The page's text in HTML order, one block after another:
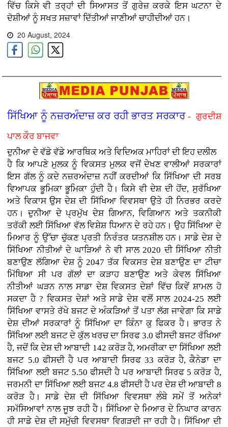
ਵਿੱਚ ਕਿਸੇ ਵੀ ਤਰ੍ਹਾਂ ਦੀ ਸਿਆਸਤ ਤੋਂ ਗੁਰੇਜ਼ ਕਰਕੇ ਇਸ ਘਟਨਾ ਦੇ
ਦੋਸ਼ੀਆਂ ਨੂੰ ਸਖਤ ਸਜ਼ਾਵਾਂ ਦਿੱਤੀਆਂ ਜਾਣੀਆਂ ਚਾਹੀਦੀਆਂ ਹਨ।
20 August, 2024
ਸਿੱਖਿਆ ਨੂੰ ਨਜ਼ਰਅੰਦਾਜ਼ ਕਰ ਰਹੀ ਭਾਰਤ ਸਰਕਾਰ- ਗੁਰਦੀਸ਼
ਪਾਲ ਕੌਰ ਬਾਜਵਾ
ਦੁਨੀਆ ਦੇ ਵੱਡੇ ਵੱਡੇ ਆਰਥਿਕ ਅਤੇ ਵਿਦਿਅਕ ਮਾਹਿਰਾਂ ਦੀ ਇਹ ਦਲੀਲ
ਹੈ ਕਿ ਆਪਣੇ ਮੁਲਕ ਨੂੰ ਵਿਕਸਤ ਮੁਲਕ ਵਜੋਂ ਦੇਖਣ ਵਾਲੀਆਂ ਸਰਕਾਰਾਂ
ਇਸ ਗੱਲ ਨੂੰ ਕਦੇ ਨਜ਼ਰਅੰਦਾਜ਼ ਨਹੀਂ ਕਰਦੀਆਂ ਕਿ ਸਿੱਖਿਆ ਦੀ ਸਰਬ
ਵਿਆਪਕ ਭੂਮਿਕਾ ਭੂਮਿਕਾ ਹੁੰਦੀ ਹੈ। ਕਿਸੇ ਵੀ ਦੇਸ਼ ਦੀ ਹੋਂਦ, ਸੁਰੱਖਿਆ
ਅਤੇ ਵਿਕਾਸ ਉਸ ਦੇਸ਼ ਦੀ ਸਿੱਖਿਆ ਵਿਵਸਥਾ ਉਤੇ ਹੀ ਨਿਰਭਰ ਕਰਦੇ
ਹਨ। ਦੁਨੀਆ ਦੇ ਪ੍ਰਮੁੱਖ ਦੇਸ਼ ਗਿਆਨ, ਵਿਗਿਆਨ ਅਤੇ ਤਕਨੀਕੀ
ਤਰੱਕੀ ਲਈ ਸਿੱਖਿਆ ਵੱਲ ਵਿਸ਼ੇਸ਼ ਧਿਆਨ ਦੇ ਰਹੇ ਹਨ। ਉਹ ਸਿੱਖਿਆ ਦੇ
ਮਿਆਰ ਨੂੰ ਉੱਚਾ ਚੁੱਕਣ ਪ੍ਰਤੀ ਨਿਰੰਤਰ ਯਤਨਸ਼ੀਲ ਹਨ। ਸਾਡੇ ਦੇਸ਼ ਦੇ
ਸਿੱਖਿਆ ਨੀਤੀਆਂ ਦੇ ਘਾੜਿਆਂ ਨੇ ਵੀ ਸਾਲ 2020 ਦੀ ਸਿੱਖਿਆ ਨੀਤੀ
ਬਣਾਉਣ ਲੱਗਿਆ ਦੇਸ਼ ਨੂੰ 2047 ਤੱਕ ਵਿਕਸਤ ਦੇਸ਼ ਬਣਾਉਣ ਦਾ ਟੀਚਾ
ਮਿੱਥਿਆ ਸੀ ਪਰ ਗੱਲਾਂ ਦਾ ਕੜਾਹ ਬਣਾਉਣ ਅਤੇ ਕੇਵਲ ਸਿੱਖਿਆ
ਨੀਤੀਆਂ ਘੜਨ ਨਾਲ ਸਾਡਾ ਦੇਸ਼ ਵਿਕਸਤ ਦੇਸ਼ਾਂ ਵਿੱਚ ਕਿਵੇਂ ਸ਼ਾਮਲ ਹੋ
ਸਕਦਾ ਹੈ ? ਵਿਕਸਤ ਦੇਸ਼ਾਂ ਅਤੇ ਸਾਡੇ ਦੇਸ਼ ਵਲੋਂ ਸਾਲ 2024-25 ਲਈ
ਸਿੱਖਿਆ ਵਾਸਤੇ ਰੱਖੇ ਬਜਟ ਦੇ ਅੰਕੜਿਆਂ ਤੋਂ ਪਤਾ ਲੱਗ ਜਾਵੇਗਾ ਕਿ ਸਾਡੇ
ਦੇਸ਼ ਦੀਆਂ ਸਰਕਾਰਾਂ ਨੂੰ ਸਿੱਖਿਆ ਦਾ ਕਿੰਨਾ ਕੁ ਫਿਕਰ ਹੈ। ਭਾਰਤ ਨੇ
ਸਿੱਖਿਆ ਲਈ ਬਜਟ ਦੇ ਕੁੱਲ ਖਰਚ ਦਾ ਸਿਰਫ 3.0 ਫੀਸਦੀ ਬਜਟ ਰੱਖਿਆ
ਹੈ, ਜਦੋਂ ਕਿ ਦੇਸ਼ ਦੀ ਆਬਾਦੀ 142 ਕਰੋੜ ਹੈ, ਅਮਰੀਕਾ ਦਾ ਸਿੱਖਿਆ ਲਈ
ਬਜਟ 5.0 ਫੀਸਦੀ ਹੈ ਪਰ ਆਬਾਦੀ ਸਿਰਫ 33 ਕਰੋੜ ਹੈ, ਕੈਨੇਡਾ ਦਾ
ਸਿੱਖਿਆ ਲਈ ਬਜਟ 5.50 ਫੀਸਦੀ ਹੈ ਪਰ ਆਬਾਦੀ ਸਿਰਫ 5 ਕਰੋੜ ਹੈ,
ਜਰਮਨੀ ਦਾ ਸਿੱਖਿਆ ਲਈ ਬਜਟ 4.8 ਫੀਸਦੀ ਹੈ ਪਰ ਦੇਸ਼ ਦੀ ਆਬਾਦੀ 8
ਕਰੋੜ ਹੈ। ਸਾਡੇ ਦੇਸ਼ ਦੀ ਸਿੱਖਿਆ ਵਿਵਸਥਾ ਲੰਬੇ ਸਮੇਂ ਤੋਂ ਅਨੇਕਾਂ
ਸਮੱਸਿਆਵਾਂ ਨਾਲ ਜੂਝ ਰਹੀ ਹੈ। ਸਿੱਖਿਆ ਦੇ ਮਿਆਰ ਦੇ ਨਿਘਾਰ ਕਾਰਨ
ਹੀ ਸਾਡੇ ਦੇਸ਼ ਦੀ ਸਮੁੱਚੀ ਵਿਵਸਥਾ ਵਿਗੜਦੀ ਜਾ ਰਹੀ ਹੈ। ਸਿੱਖਿਆ ਦੀ